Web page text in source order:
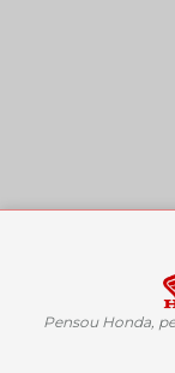
Pensou Honda,